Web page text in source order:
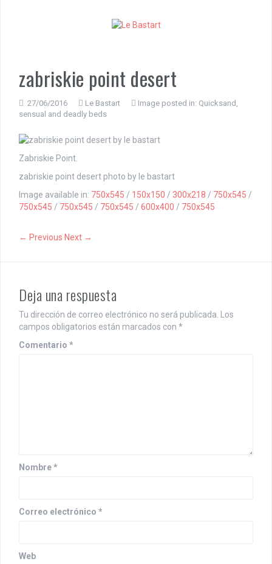
zabriskie point desert
27/06/2016 Le Bastart Image posted in: Quicksand,
sensual and deadly beds
Zabriskie Point.
zabriskie point desert photo by le bastart
Image available in: 750x545 / 150x150 / 300x218 / 750x545 /
750x545 / 750x545 / 750x545 / 600x400 / 750x545
← Previous Next →
Deja una respuesta
Tu dirección de correo electrónico no será publicada. Los
campos obligatorios están marcados con *
Comentario *
Nombre*
Correo electrónico *
Web